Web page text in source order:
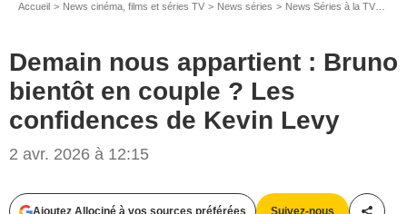
Accueil News cinéma, films et séries TV News séries News Séries à la TV
Demain nous appartient : Bruno
bientôt en couple ? Les
confidences de Kevin Levy
2 avr. 2026 à 12:15
Ajoutez Allociné à vos sources préférées Suivez-nous